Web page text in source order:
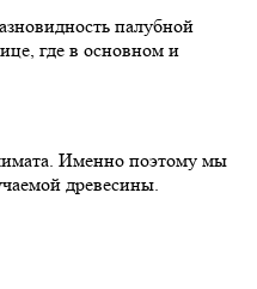
палубной
где в основном и
Именно поэтому мы
древесины.